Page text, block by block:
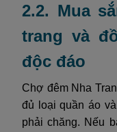
2.2. Mua
trang và
độc đáo
Chợ đêm Nha
đủ loại quần áo
phải chăng. Nếu